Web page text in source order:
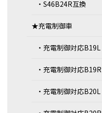
・S46B24R互換
★充電制御車
・充電制御対応B19L
・充電制御対応B19R
・充電制御対応B20L